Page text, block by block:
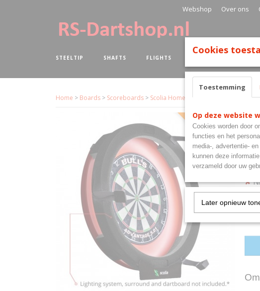
Webshop Over ons
STEELTIP SHAFTS FLIGHTS
Home > Boards > Scoreboards > Scolia Home Electronic Score System
Pre-order
€
✘
Cookies
Toestemming
Op deze website
Cookies worden door
functies en het
media-, advertentie-
kunnen deze
verzameld door uw
Later opnieuw